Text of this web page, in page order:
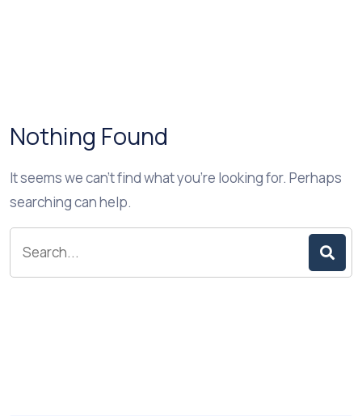
Nothing Found
It seems we can’t find what you’re looking for. Perhaps
searching can help.